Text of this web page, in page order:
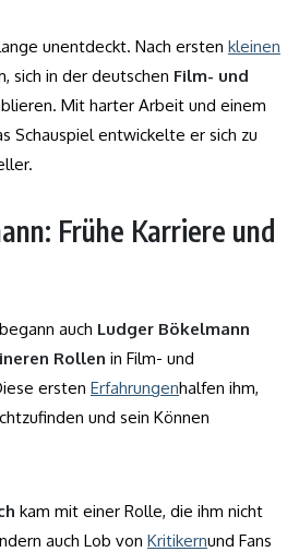
unentdeckt. Nach ersten kleinen
sich in der deutschen Film- und
Mit harter Arbeit und einem
Schauspiel entwickelte er sich zu
Frühe Karriere und
auch Ludger Bökelmann
Rollen in Film- und
ersten Erfahrungenhalfen ihm,
und sein Können
kam mit einer Rolle, die ihm nicht
auch Lob von Kritikernund Fans